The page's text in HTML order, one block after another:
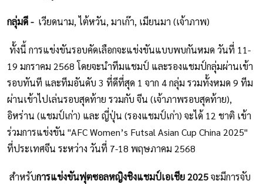
กลุ่มดี -เวียดนาม, ไต้หวัน, มาเก๊า, เมียนมา (เจ้าภาพ)
ทั้งนี้ การแข่งขันรอบคัดเลือกจะแข่งขันแบบพบกันหมด วันที่ 11-
19 มกราคม 2568 โดยจะนำทีมแชมป์ และรองแชมป์กลุ่มผ่านเข้า
รอบทันที และทีมอันดับ 3 ที่ดีที่สุด 1 จาก 4 กลุ่ม รวมทั้งหมด 9 ทีม
ผ่านเข้าไปเล่นรอบสุดท้าย รวมกับ จีน (เจ้าภาพรอบสุดท้าย),
อิหร่าน (แชมป์เก่า) และ ญี่ปุ่น (รองแชมป์เก่า) จะได้ 12 ชาติ เข้า
ร่วมการแข่งขัน "AFC Women’s Futsal Asian Cup China 2025"
ที่ประเทศจีน ระหว่าง วันที่ 7-18 พฤษภาคม 2568
สำหรับการแข่งขันฟุตซอลหญิงชิงแชมป์เอเชีย 2025จะมีการจับ